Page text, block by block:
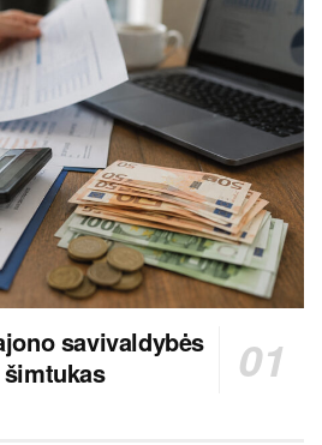
savivaldybės